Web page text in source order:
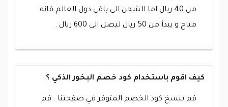
من 40 ريال اما الشحن الى باقي دول العالم فانه
متاح و يبدأ من 50 ريال ليصل الى 600 ريال .
كيف اقوم باستخدام كود خصم البخور الذكي ؟
قم بنسخ كود الخصم المتوفر في صفحتنا . قم